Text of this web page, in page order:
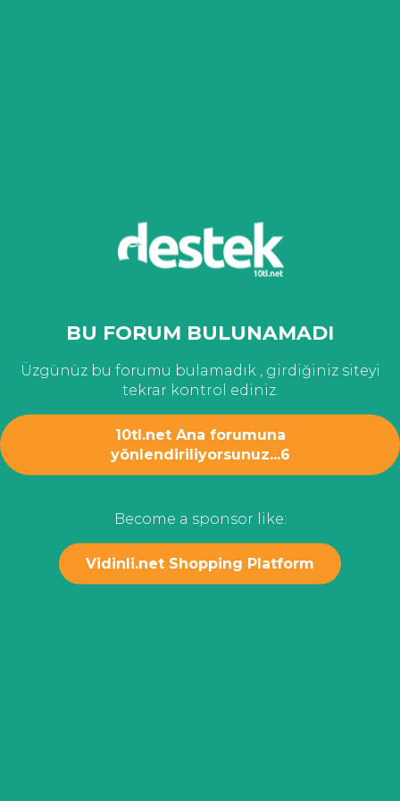
BU FORUM BULUNAMADI
Üzgünüz bu forumu bulamadık , girdiğiniz siteyi
tekrar kontrol ediniz.
10tl.net Ana forumuna
yönlendiriliyorsunuz...6
Become a sponsor like:
Vidinli.net Shopping Platform